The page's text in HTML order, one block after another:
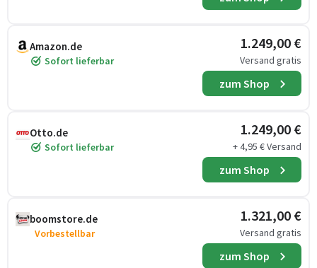
Amazon.de
Sofort lieferbar
1.249,00 €
Versand gratis
zum Shop
Otto.de
Sofort lieferbar
1.249,00 €
+ 4,95 € Versand
zum Shop
boomstore.de
Vorbestellbar
1.321,00 €
Versand gratis
zum Shop